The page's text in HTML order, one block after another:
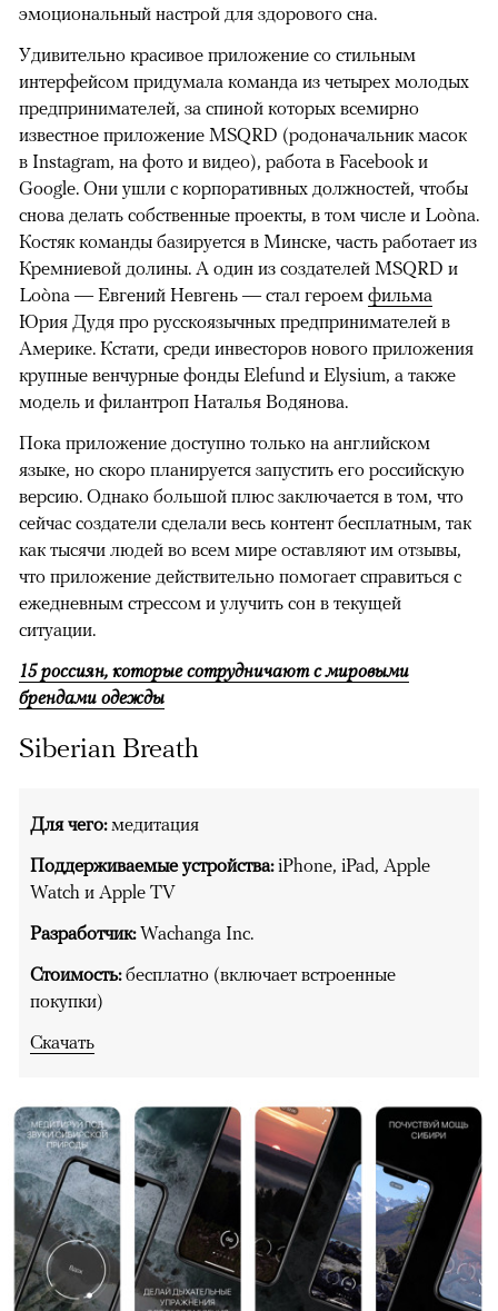
эмоциональный настрой для здорового сна.
Удивительно красивое приложение со стильным
интерфейсом придумала команда из четырех молодых
предпринимателей, за спиной которых всемирно
известное приложение MSQRD (родоначальник масок
в Instagram, на фото и видео), работа в Facebook и
Google. Они ушли с корпоративных должностей, чтобы
снова делать собственные проекты, в том числе и Loòna.
Костяк команды базируется в Минске, часть работает из
Кремниевой долины. А один из создателей MSQRD и
Loòna — Евгений Невгень — стал героем фильма
Юрия Дудя про русскоязычных предпринимателей в
Америке. Кстати, среди инвесторов нового приложения
крупные венчурные фонды Elefund и Elysium, а также
модель и филантроп Наталья Водянова.
Пока приложение доступно только на английском
языке, но скоро планируется запустить его российскую
версию. Однако большой плюс заключается в том, что
сейчас создатели сделали весь контент бесплатным, так
как тысячи людей во всем мире оставляют им отзывы,
что приложение действительно помогает справиться с
ежедневным стрессом и улучить сон в текущей
ситуации.
15 россиян, которые сотрудничают с мировыми
брендами одежды
Siberian Breath
Для чего: медитация
Поддерживаемые устройства:iPhone, iPad, Apple
Watch и Apple TV
Разработчик:Wachanga Inc.
Стоимость:бесплатно (включает встроенные
покупки)
Скачать